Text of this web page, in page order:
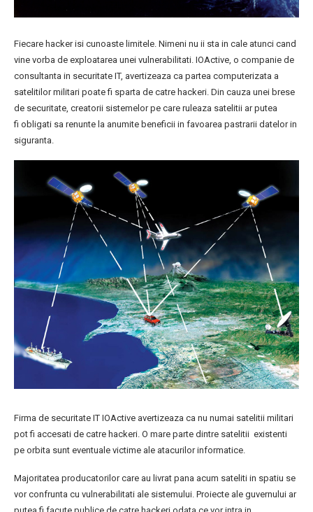
Fiecare hacker isi cunoaste limitele. Nimeni nu ii sta in cale atunci cand
vine vorba de exploatarea unei vulnerabilitati. IOActive, o companie de
consultanta in securitate IT, avertizeaza ca partea computerizata a
satelitilor militari poate fi sparta de catre hackeri. Din cauza unei brese
de securitate, creatorii sistemelor pe care ruleaza satelitii ar putea
fi obligati sa renunte la anumite beneficii in favoarea pastrarii datelor in
siguranta.
Firma de securitate IT IOActive avertizeaza ca nu numai satelitii militari
pot fi accesati de catre hackeri. O mare parte dintre satelitii existenti
pe orbita sunt eventuale victime ale atacurilor informatice.
Majoritatea producatorilor care au livrat pana acum sateliti in spatiu se
vor confrunta cu vulnerabilitati ale sistemului. Proiecte ale guvernului ar